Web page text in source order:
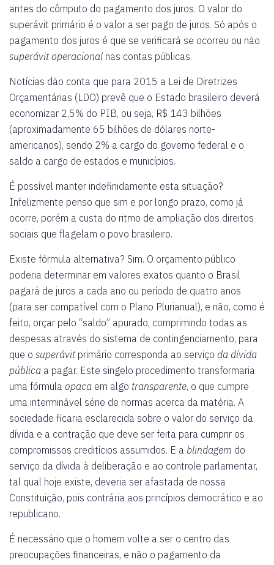
antes do cômputo do pagamento dos juros. O valor do
superávit primário é o valor a ser pago de juros. Só após o
pagamento dos juros é que se verificará se ocorreu ou não
superávit operacional nas contas públicas.
Notícias dão conta que para 2015 a Lei de Diretrizes
Orçamentárias (LDO) prevê que o Estado brasileiro deverá
economizar 2,5% do PIB, ou seja, R$ 143 bilhões
(aproximadamente 65 bilhões de dólares norte-
americanos), sendo 2% a cargo do governo federal e o
saldo a cargo de estados e municípios.
É possível manter indefinidamente esta situação?
Infelizmente penso que sim e por longo prazo, como já
ocorre, porém a custa do ritmo de ampliação dos direitos
sociais que flagelam o povo brasileiro.
Existe fórmula alternativa? Sim. O orçamento público
poderia determinar em valores exatos quanto o Brasil
pagará de juros a cada ano ou período de quatro anos
(para ser compatível com o Plano Plurianual), e não, como é
feito, orçar pelo “saldo” apurado, comprimindo todas as
despesas através do sistema de contingenciamento, para
que o superávitprimário corresponda ao serviço da dívida
pública a pagar. Este singelo procedimento transformaria
uma fórmula opaca em algo transparente, o que cumpre
uma interminável série de normas acerca da matéria. A
sociedade ficaria esclarecida sobre o valor do serviço da
dívida e a contração que deve ser feita para cumprir os
compromissos creditícios assumidos. E a blindagem do
serviço da dívida à deliberação e ao controle parlamentar,
tal qual hoje existe, deveria ser afastada de nossa
Constituição, pois contrária aos princípios democrático e ao
republicano.
É necessário que o homem volte a ser o centro das
preocupações financeiras, e não o pagamento da